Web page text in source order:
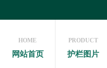
HOME
网站首页
PRODUCT
护栏图片